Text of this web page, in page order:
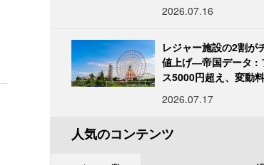
2026.07.16
レジャー施設の2割が
値上げ―帝国データ :
ス5000円超え、変動
2026.07.17
人気のコンテンツ